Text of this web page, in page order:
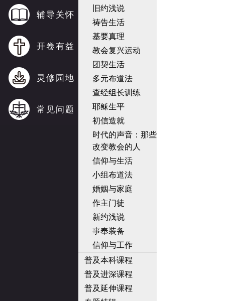
辅导关怀
开卷有益
灵修园地
常见问题
旧约浅说
祷告生活
基要真理
教会复兴运动
团契生活
多元布道法
查经组长训练
耶稣生平
初信造就
时代的声音：那些
改变教会的人
信仰与生活
小组布道法
婚姻与家庭
作主门徒
新约浅说
事奉装备
信仰与工作
普及本科课程
普及进深课程
普及延伸课程